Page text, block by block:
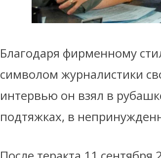
Благодаря фирменному
символом журналистики
интервью он взял в
подтяжках, в